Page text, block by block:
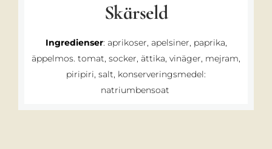
Skärseld
Ingredienser: aprikoser, apelsiner, paprika,
äppelmos. tomat, socker, ättika, vinäger, mejram,
piripiri, salt, konserveringsmedel:
natriumbensoat